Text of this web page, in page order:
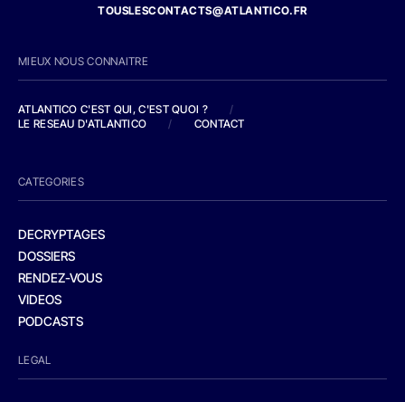
TOUSLESCONTACTS@ATLANTICO.FR
MIEUX NOUS CONNAITRE
ATLANTICO C'EST QUI, C'EST QUOI ?
/
LE RESEAU D'ATLANTICO
/ CONTACT
CATEGORIES
DECRYPTAGES
DOSSIERS
RENDEZ-VOUS
VIDEOS
PODCASTS
LEGAL